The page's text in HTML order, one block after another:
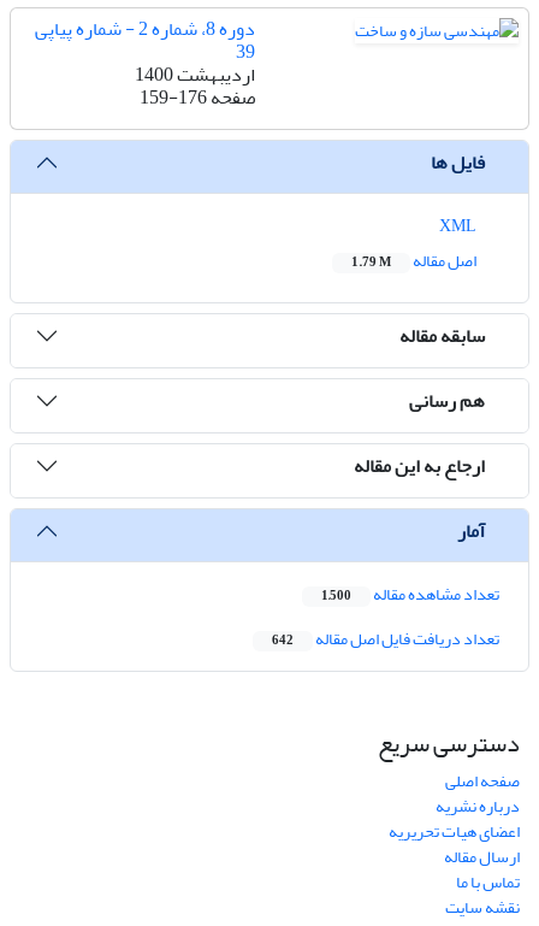
دوره 8، شماره 2 - شماره پیاپی
39
اردیبهشت 1400
صفحه159-176
فایل ها
اصل مقاله
1.79 M
سابقه مقاله
هم رسانی
ارجاع به این مقاله
آمار
تعداد مشاهده مقاله 1,500
تعداد دریافت فایل اصل مقاله 642
دسترسی سریع
صفحه اصلی
درباره نشریه
اعضای هیات تحریریه
ارسال مقاله
تماس با ما
نقشه سایت